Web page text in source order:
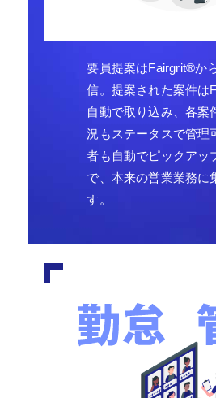
要員提案はFairgrit®か
信。提案された案件は
自動で取り込み、各案
況もステータスで管理
者も自動でピックアッ
で、本来の営業業務に
す。